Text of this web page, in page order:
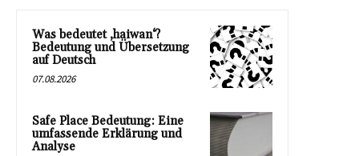
Was bedeutet ‚haiwan‘?
Bedeutung und Übersetzung
auf Deutsch
07.08.2026
Safe Place Bedeutung: Eine
umfassende Erklärung und
Analyse